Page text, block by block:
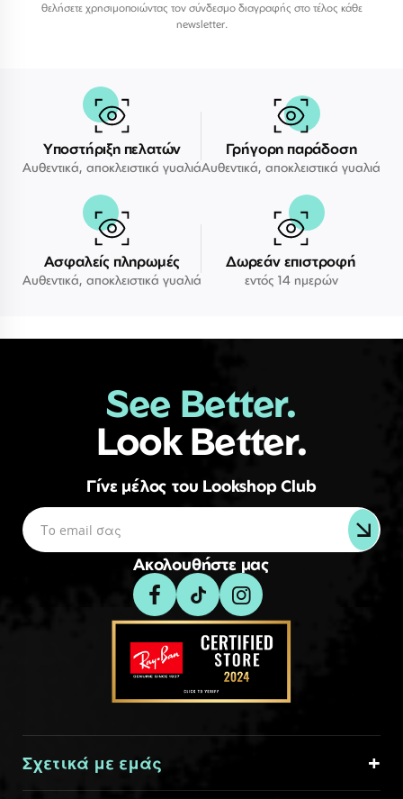
θελήσετε χρησιμοποιώντας τον σύνδεσμο διαγραφής στο τέλος κάθε
newsletter.
Υποστήριξη πελατών
Αυθεντικά, αποκλειστικά γυαλιά
Γρήγορη παράδοση
Αυθεντικά, αποκλειστικά γυαλιά
Ασφαλείς πληρωμές
Αυθεντικά, αποκλειστικά γυαλιά
Δωρεάν επιστροφή
εντός 14 ημερών
See Better.
Look Better.
Γίνε μέλος του Lookshop Club
Ακολουθήστε μας
Σχετικά με εμάς